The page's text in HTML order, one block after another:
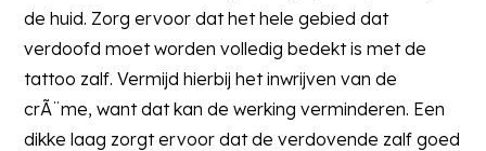
de huid. Zorg ervoor dat het hele gebied dat
verdoofd moet worden volledig bedekt is met de
tattoo zalf. Vermijd hierbij het inwrijven van de
crÃ¨me, want dat kan de werking verminderen. Een
dikke laag zorgt ervoor dat de verdovende zalf goed